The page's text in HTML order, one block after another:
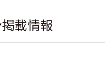
掲載情報